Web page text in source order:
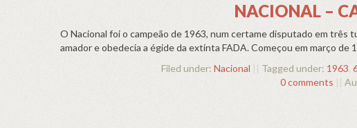
NACIONAL –
O Nacional foi o campeão de 1963, num certame disputado em
amador e obedecia a égide da extinta FADA. Começou em março
Filed under: Nacional || Tagged under: 1963,
0 comments ||